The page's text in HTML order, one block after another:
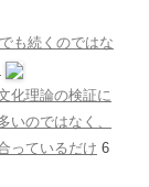
も続くのではな
化理論の検証に
のではなく、
っているだけ 6